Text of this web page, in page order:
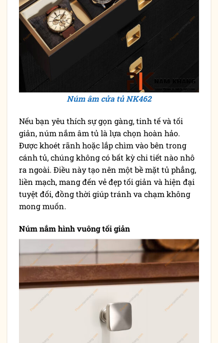
Núm âm cửa tủ NK462
Nếu bạn yêu thích sự gọn gàng, tinh tế và tối
giản, núm nắm âm tủ là lựa chọn hoàn hảo.
Được khoét rãnh hoặc lắp chìm vào bên trong
cánh tủ, chúng không có bất kỳ chi tiết nào nhô
ra ngoài. Điều này tạo nên một bề mặt tủ phẳng,
liền mạch, mang đến vẻ đẹp tối giản và hiện đại
tuyệt đối, đồng thời giúp tránh va chạm không
mong muốn.
Núm nắm hình vuông tối giản